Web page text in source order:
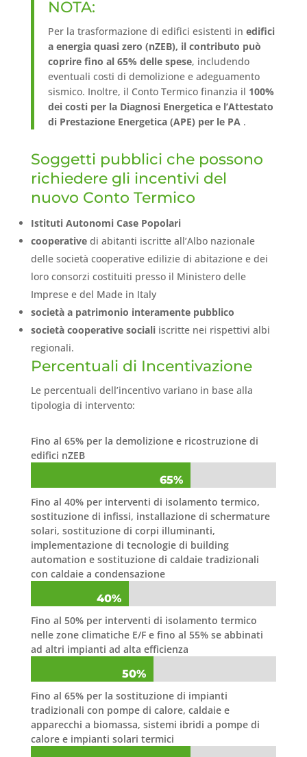
NOTA:
Per la trasformazione di edifici esistenti in edifici
a energia quasi zero (nZEB), il contributo può
coprire fino al 65% delle spese, includendo
eventuali costi di demolizione e adeguamento
sismico. Inoltre, il Conto Termico finanzia il 100%
dei costi per la Diagnosi Energetica e l’Attestato
di Prestazione Energetica (APE) per le PA.
Soggetti pubblici che possono
richiedere gli incentivi del
nuovo Conto Termico
Istituti Autonomi Case Popolari
cooperativedi abitanti iscritte all’Albo nazionale
delle società cooperative edilizie di abitazione e dei
loro consorzi costituiti presso il Ministero delle
Imprese e del Made in Italy
società a patrimonio interamente pubblico
società cooperative socialiiscritte nei rispettivi albi
regionali.
Percentuali di Incentivazione
Le percentuali dell’incentivo variano in base alla
tipologia di intervento:
Fino al 65% per la demolizione e ricostruzione di
edifici nZEB
65%
65%
Fino al 40% per interventi di isolamento termico,
sostituzione di infissi, installazione di schermature
solari, sostituzione di corpi illuminanti,
implementazione di tecnologie di building
automation e sostituzione di caldaie tradizionali
con caldaie a condensazione
40%
40%
Fino al 50% per interventi di isolamento termico
nelle zone climatiche E/F e fino al 55% se abbinati
ad altri impianti ad alta efficienza
50%
50%
Fino al 65% per la sostituzione di impianti
tradizionali con pompe di calore, caldaie e
apparecchi a biomassa, sistemi ibridi a pompe di
calore e impianti solari termici